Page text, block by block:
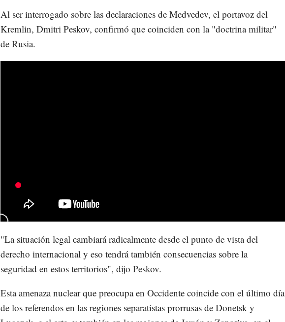
Al ser interrogado sobre las declaraciones de Medvedev, el portavoz del
Kremlin, Dmitri Peskov, confirmó que coinciden con la "doctrina militar"
de Rusia.
"La situación legal cambiará radicalmente desde el punto de vista del
derecho internacional y eso tendrá también consecuencias sobre la
seguridad en estos territorios", dijo Peskov.
Esta amenaza nuclear que preocupa en Occidente coincide con el último día
de los referendos en las regiones separatistas prorrusas de Donetsk y